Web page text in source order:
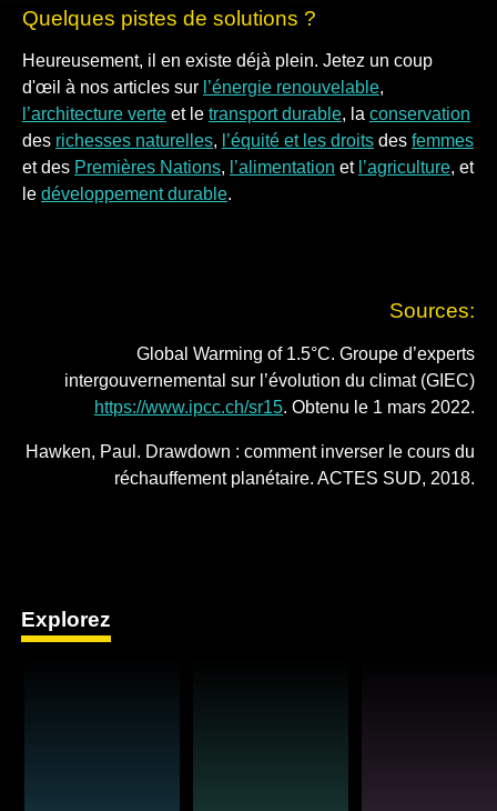
Quelques pistes de solutions ?
Heureusement, il en existe déjà plein. Jetez un coup
d'œil à nos articles sur l’énergie renouvelable,
l’architecture verte et le transport durable, la conservation
des richesses naturelles, l’équité et les droits des femmes
et des Premières Nations, l’alimentation et l’agriculture, et
le développement durable.
Sources:
Global Warming of 1.5°C. Groupe d’experts
intergouvernemental sur l’évolution du climat (GIEC)
https://www.ipcc.ch/sr15. Obtenu le 1 mars 2022.
Hawken, Paul. Drawdown : comment inverser le cours du
réchauffement planétaire. ACTES SUD, 2018.
Explorez